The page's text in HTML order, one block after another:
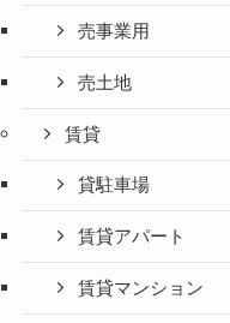
売事業用
売土地
賃貸
貸駐車場
賃貸アパート
賃貸マンション